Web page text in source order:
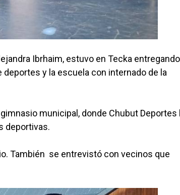
Ibrhaim, estuvo en Tecka entregando
y la escuela con internado de la
municipal, donde Chubut Deportes
deportivas.
También se entrevistó con vecinos que